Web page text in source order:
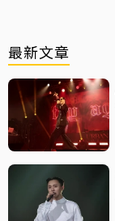
最新文章